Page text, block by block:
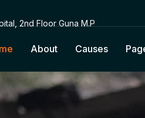
2nd Floor Guna M.P
About Causes